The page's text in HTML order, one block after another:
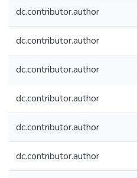
dc.contributor.author
dc.contributor.author
dc.contributor.author
dc.contributor.author
dc.contributor.author
dc.contributor.author